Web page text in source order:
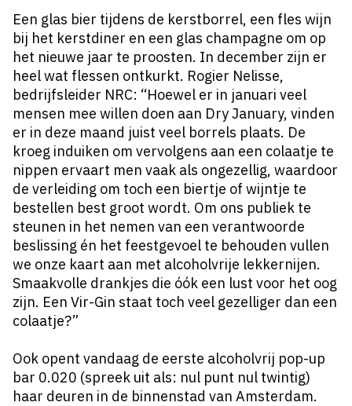
Een glas bier tijdens de kerstborrel, een fles wijn
bij het kerstdiner en een glas champagne om op
het nieuwe jaar te proosten. In december zijn er
heel wat flessen ontkurkt. Rogier Nelisse,
bedrijfsleider NRC: “Hoewel er in januari veel
mensen mee willen doen aan Dry January, vinden
er in deze maand juist veel borrels plaats. De
kroeg induiken om vervolgens aan een colaatje te
nippen ervaart men vaak als ongezellig, waardoor
de verleiding om toch een biertje of wijntje te
bestellen best groot wordt. Om ons publiek te
steunen in het nemen van een verantwoorde
beslissing én het feestgevoel te behouden vullen
we onze kaart aan met alcoholvrije lekkernijen.
Smaakvolle drankjes die óók een lust voor het oog
zijn. Een Vir-Gin staat toch veel gezelliger dan een
colaatje?”
Ook opent vandaag de eerste alcoholvrij pop-up
bar 0.020 (spreek uit als: nul punt nul twintig)
haar deuren in de binnenstad van Amsterdam.